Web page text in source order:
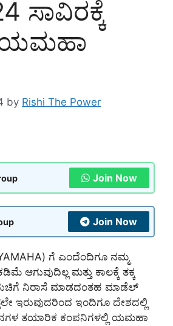
ಸಾವಿರಕ್ಕೆ
ಯಮಹಾ
by Rishi The Power
Join Now
Join Now
ಗೆ ಎಂದೆಂದಿಗೂ ನಮ್ಮ
ಆಗುವುದಿಲ್ಲ ಮತ್ತು ಕಾಲಕ್ಕೆ ತಕ್ಕ
ನಿರಾಸೆ ಮಾಡದಂತಹ ಮಾಡೆಲ್
ಇರುವುದರಿಂದ ಇಂದಿಗೂ ದೇಶದಲ್ಲಿ
ತಯಾರಿಕ ಕಂಪನಿಗಳಲ್ಲಿ ಯಮಹಾ